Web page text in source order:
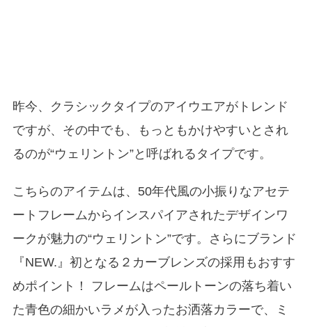
昨今、クラシックタイプのアイウエアがトレンド
ですが、その中でも、もっともかけやすいとされ
るのが“ウェリントン”と呼ばれるタイプです。
こちらのアイテムは、50年代風の小振りなアセテ
ートフレームからインスパイアされたデザインワ
ークが魅力の“ウェリントン”です。さらにブランド
『NEW.』初となる２カーブレンズの採用もおすす
めポイント！ フレームはペールトーンの落ち着い
た青色の細かいラメが入ったお洒落カラーで、ミ